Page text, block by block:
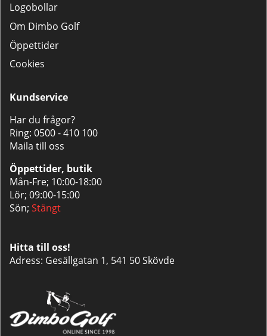
Logobollar
Om Dimbo Golf
Öppettider
Cookies
Kundservice
Har du frågor?
Ring: 0500 - 410 100
Maila till oss
Öppettider, butik
Mån-Fre; 10:00-18:00
Lör; 09:00-15:00
Sön; Stängt
Hitta till oss!
Adress: Gesällgatan 1, 541 50 Skövde